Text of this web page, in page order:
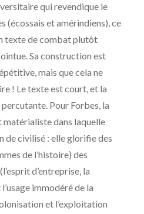
qui revendique le
(écossais et amérindiens), ce
texte de combat plutôt
Sa construction est
mais que cela ne
! Le texte est court, et la
Pour Forbes, la
dans laquelle
de civilisé : elle glorifie des
de l’histoire) des
d’entreprise, la
immodéré de la
et l’exploitation